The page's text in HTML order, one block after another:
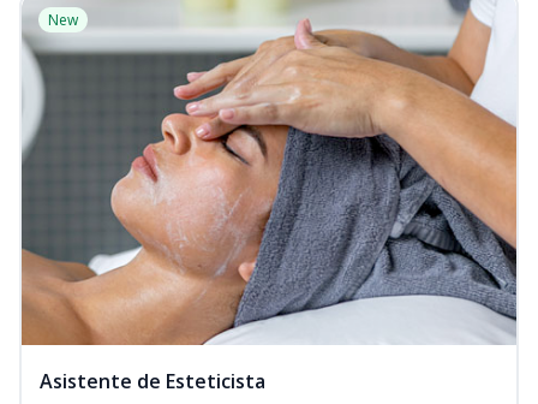
New
Asistente de Esteticista